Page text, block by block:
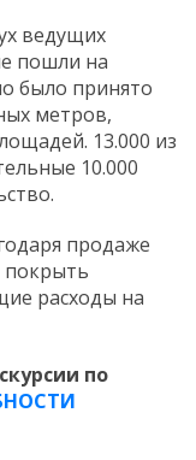
ведущих
пошли на
было принято
метров,
13.000 из
10.000
продаже
покрыть
расходы на
по